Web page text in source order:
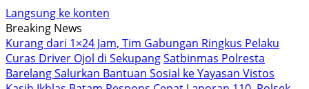
Langsung ke konten
Breaking News
Kurang dari 1×24 Jam, Tim Gabungan Ringkus Pelaku
Curas Driver Ojol di SekupangSatbinmas Polresta
Barelang Salurkan Bantuan Sosial ke Yayasan Vistos